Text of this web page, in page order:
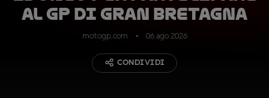
al GP di Gran Bretagna
motogp.com 06 ago 2026
CONDIVIDI